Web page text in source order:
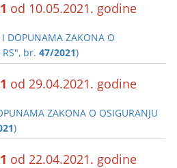
od 10.05.2021. godine
DOPUNAMA ZAKONA O
RS", br.47/2021)
od 29.04.2021. godine
ZAKONA O OSIGURANJU
)
od 22.04.2021. godine